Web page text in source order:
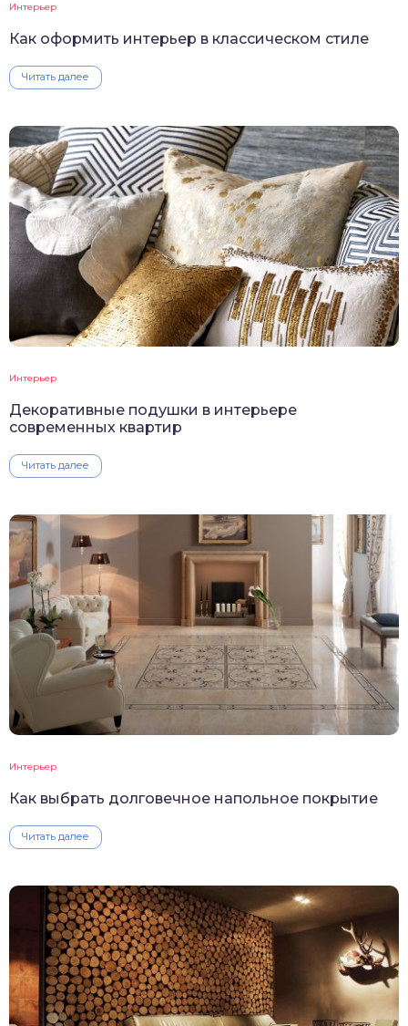
Интерьер
Как оформить интерьер в классическом стиле
Читать далее
Интерьер
Декоративные подушки в интерьере
современных квартир
Читать далее
Интерьер
Как выбрать долговечное напольное покрытие
Читать далее